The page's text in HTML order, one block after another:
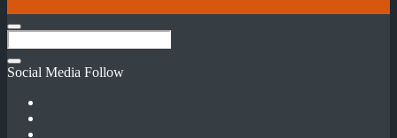
Social Media Follow